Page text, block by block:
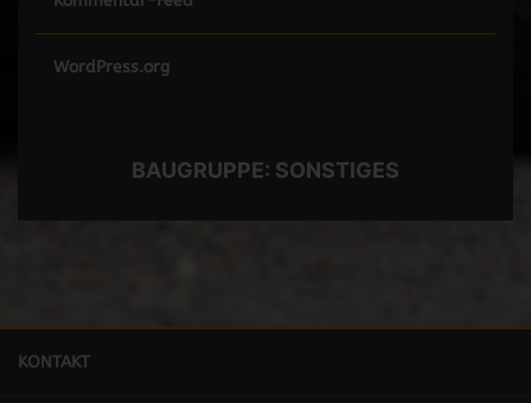
WordPress.org
BAUGRUPPE: SONSTIGES
KONTAKT